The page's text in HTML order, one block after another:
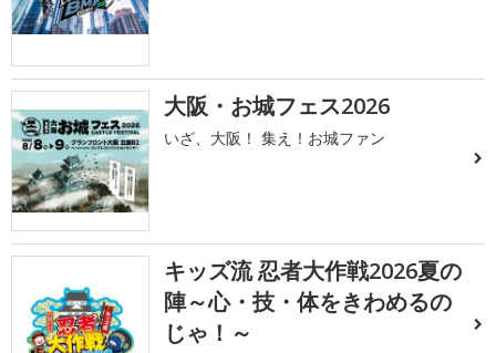
大阪・お城フェス2026
いざ、大阪！ 集え！お城ファン
キッズ流 忍者大作戦2026夏の
陣～心・技・体をきわめるの
じゃ！～